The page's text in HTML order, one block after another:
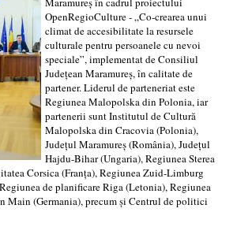
OpenRegioCulture - „Co-crearea unui
climat de accesibilitate la resursele
culturale pentru persoanele cu nevoi
speciale”, implementat de Consiliul
Județean Maramureș, în calitate de
partener. Liderul de parteneriat este
Regiunea Malopolska din Polonia, iar
partenerii sunt Institutul de Cultură
Malopolska din Cracovia (Polonia),
Județul Maramureș (România), Județul
Hajdu-Bihar (Ungaria), Regiunea Sterea
Corsica (Franța), Regiunea Zuid-Limburg
de planificare Riga (Letonia), Regiunea
Main (Germania), precum și Centrul de politici